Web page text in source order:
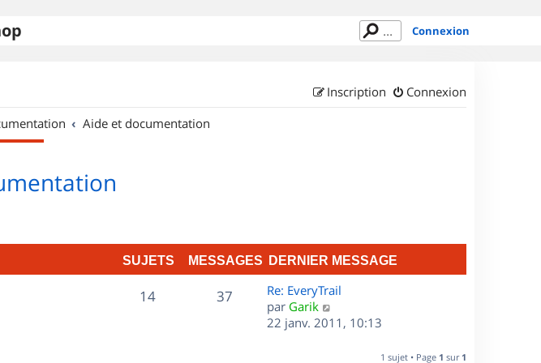
Connexion
Connexion
Inscription
Aide et documentation
SUJETS MESSAGES DERNIER MESSAGE
14S
37M
D
e
r
Re: EveryTrail
par Garik
o
22 janv. 2011, 10:13
1 sujet • Page 1 sur 1